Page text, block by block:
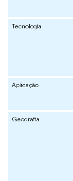
Tecnologia
Aplicação
Geografia